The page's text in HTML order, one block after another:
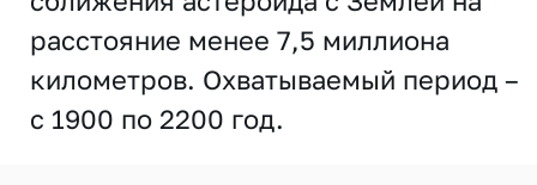
расстояние менее 7,5 миллиона
километров. Охватываемый период –
с 1900 по 2200 год.